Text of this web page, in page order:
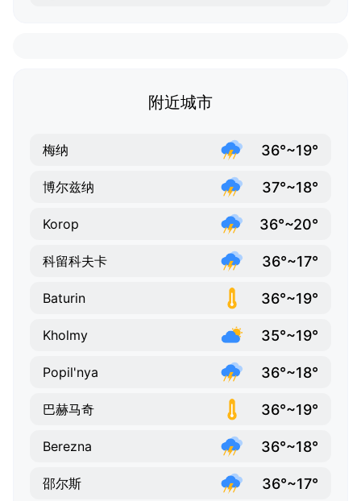
附近城市
梅纳 36°~19°
博尔兹纳 37°~18°
Korop 36°~20°
科留科夫卡 36°~17°
Baturin 36°~19°
Kholmy 35°~19°
Popil'nya 36°~18°
巴赫马奇 36°~19°
Berezna 36°~18°
邵尔斯 36°~17°